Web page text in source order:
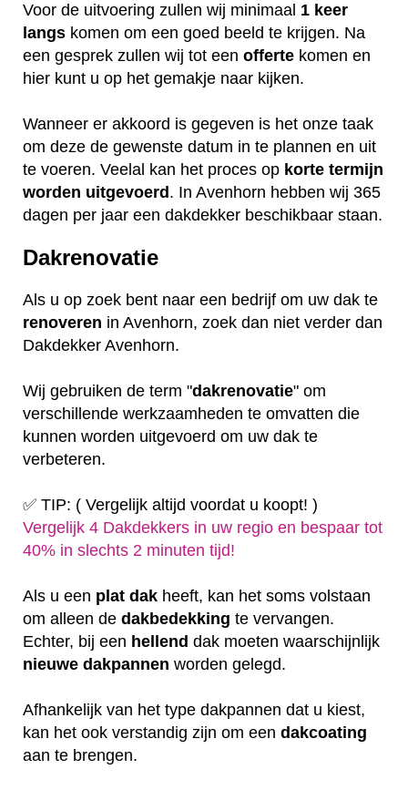
Voor de uitvoering zullen wij minimaal 1 keer
langs komen om een goed beeld te krijgen. Na
een gesprek zullen wij tot een offerte komen en
hier kunt u op het gemakje naar kijken.
Wanneer er akkoord is gegeven is het onze taak
om deze de gewenste datum in te plannen en uit
te voeren. Veelal kan het proces op korte termijn
worden uitgevoerd . In Avenhorn hebben wij 365
dagen per jaar een dakdekker beschikbaar staan.
Dakrenovatie
Als u op zoek bent naar een bedrijf om uw dak te
renoveren in Avenhorn, zoek dan niet verder dan
Dakdekker Avenhorn.
Wij gebruiken de term "dakrenovatie" om
verschillende werkzaamheden te omvatten die
kunnen worden uitgevoerd om uw dak te
verbeteren.
✅ TIP: ( Vergelijk altijd voordat u koopt! )
Vergelijk 4 Dakdekkers in uw regio en bespaar tot
40% in slechts 2 minuten tijd!
Als u een plat dak heeft, kan het soms volstaan
om alleen de dakbedekking te vervangen.
Echter, bij een hellend dak moeten waarschijnlijk
nieuwe dakpannen worden gelegd.
Afhankelijk van het type dakpannen dat u kiest,
kan het ook verstandig zijn om een dakcoating
aan te brengen.